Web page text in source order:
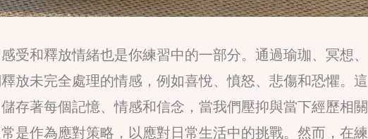
受和釋放情緒也是你練習中的一部分。通過瑜珈、冥想、
放未完全處理的情感，例如喜悅、憤怒、悲傷和恐懼。這
存著每個記憶、情感和信念，當我們壓抑與當下經歷相關
是作為應對策略，以應對日常生活中的挑戰。然而，在練